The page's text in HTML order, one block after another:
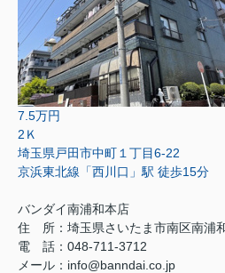
7.5万円
2Ｋ
埼玉県戸田市中町１丁目6-22
京浜東北線「西川口」駅 徒歩15分
バンダイ南浦和本店
住 所：埼玉県さいたま市南区南浦
電 話：048-711-3712
メール：info@banndai.co.jp